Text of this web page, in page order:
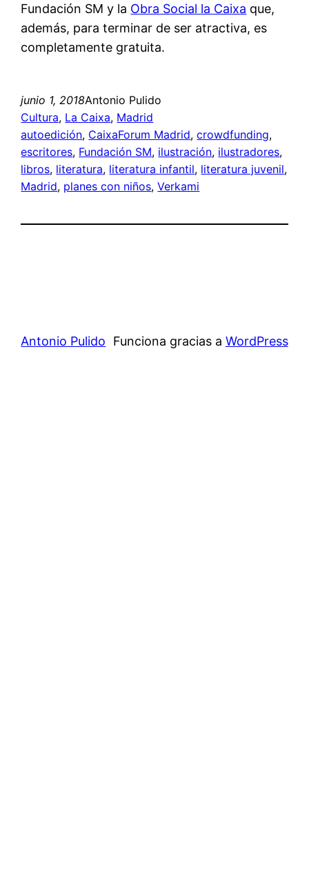
Fundación SM y la Obra Social la Caixa que,
además, para terminar de ser atractiva, es
completamente gratuita.
junio 1, 2018Antonio Pulido
Cultura, La Caixa, Madrid
autoedición, CaixaForum Madrid, crowdfunding
escritores, Fundación SM, ilustración, ilustradores
libros, literatura, literatura infantil, literatura juvenil
Madrid, planes con niños, Verkami
Antonio Pulido Funciona gracias a WordPress